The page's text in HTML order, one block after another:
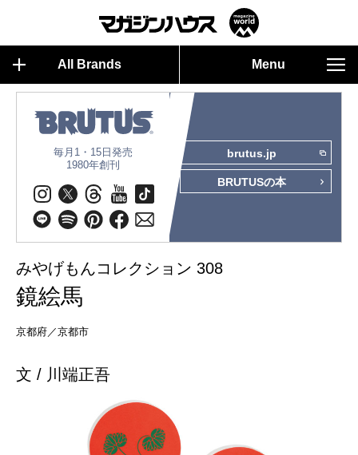
All Brands Menu
毎月1・15日発売
1980年創刊
brutus.jp
BRUTUSの本
みやげもんコレクション 308
鏡絵馬
京都府／京都市
文 / 川端正吾